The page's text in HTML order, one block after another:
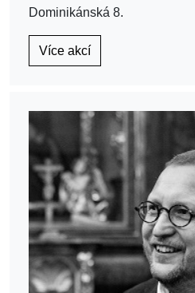
Dominikánská 8.
Více akcí